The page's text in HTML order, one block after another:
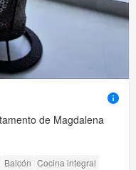
de Magdalena
Balcón Cocina integral